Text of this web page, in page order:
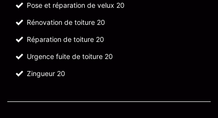
Pose et réparation de velux 20
Rénovation de toiture 20
Réparation de toiture 20
Urgence fuite de toiture 20
Zingueur 20